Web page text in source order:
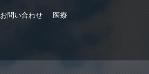
お問い合わせ 医療